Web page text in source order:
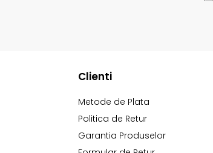
Clienti
Metode de Plata
Politica de Retur
Garantia Produselor